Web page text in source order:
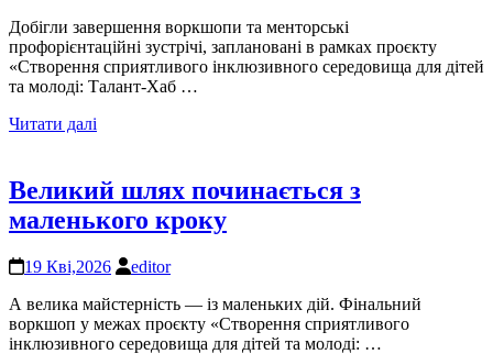
Добігли завершення воркшопи та менторські
профорієнтаційні зустрічі, заплановані в рамках проєкту
«Створення сприятливого інклюзивного середовища для дітей
та молоді: Талант-Хаб …
Читати далі
Великий шлях починається з
маленького кроку
19 Кві,2026
editor
А велика майстерність — із маленьких дій. Фінальний
воркшоп у межах проєкту «Створення сприятливого
інклюзивного середовища для дітей та молоді: …